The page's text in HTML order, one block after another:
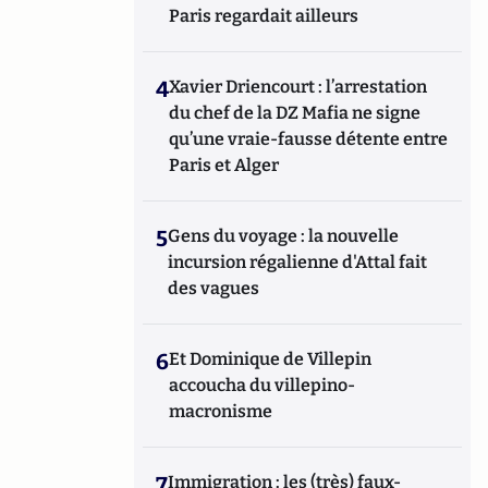
Paris regardait ailleurs
4Xavier Driencourt : l’arrestation
du chef de la DZ Mafia ne signe
qu’une vraie-fausse détente entre
Paris et Alger
5Gens du voyage : la nouvelle
incursion régalienne d'Attal fait
des vagues
6Et Dominique de Villepin
accoucha du villepino-
macronisme
Immigration : les (très) faux-